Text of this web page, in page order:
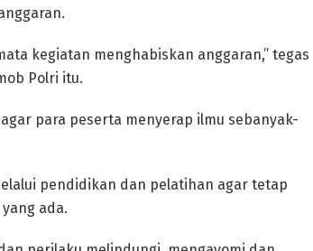
kegiatan menghabiskan anggaran,” tegas
Polri itu.
para peserta menyerap ilmu sebanyak-
pendidikan dan pelatihan agar tetap
ada.